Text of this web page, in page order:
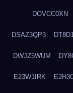
DOVCC0XN
DSAZ3QP3
DWJZ5WUM
E23W1IRK